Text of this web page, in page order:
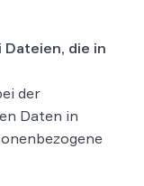
die in
der
Daten in